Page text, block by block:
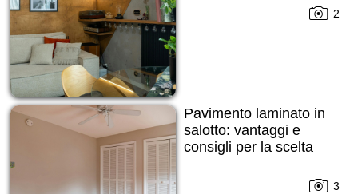
2
Pavimento laminato in
salotto: vantaggi e
consigli per la scelta
3